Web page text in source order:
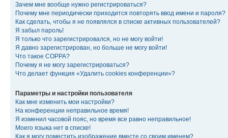
Зачем мне вообще нужно регистрироваться?
Почему мне периодически приходится повторять ввод имени и пароля?
Как сделать, чтобы я не появлялся в списке активных пользователей?
Я забыл пароль!
Я только что зарегистрировался, но не могу войти!
Я давно зарегистрирован, но больше не могу войти!
Что такое COPPA?
Почему я не могу зарегистрироваться?
Что делает функция «Удалить cookies конференции»?
Параметры и настройки пользователя
Как мне изменить мои настройки?
На конференции неправильное время!
Я изменил часовой пояс, но время все равно неправильное!
Моего языка нет в списке!
Как я могу поместить изображение вместе со своим именем?